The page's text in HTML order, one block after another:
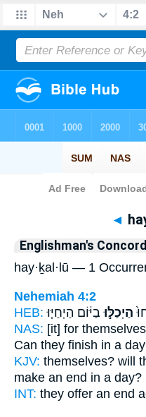
Bible>
◄
Englishman's
hay·ḵal·lū — 1
Nehemiah 4:2
HEB:
הַיְכַלּ֣וּ בַיּ֔וֹם הַיְחַיּ֧וּ
NAS: [it] for
Can they finish in a
KJV: themselves? will
make an end in a day?
INT: they offer an end